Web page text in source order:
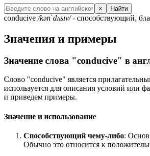
× Найти
conducive /kənˈdʌsɪv/- способствующий,
Значения и примеры
Значение слова "conducive" в
Слово "conducive" является
используется для описания условий или
и приведем примеры.
Значение и использование
Способствующий чему-либо:
Обычно это относится к